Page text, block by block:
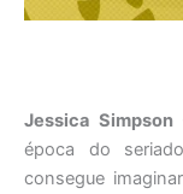
Jessica Simpson
época do
consegue